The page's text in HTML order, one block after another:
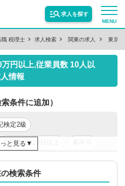
MENU
求人を探す
職 税理士 求人検索 関東の求人 東京
円以上,従業員数 10人以
情報
索条件に追加）
検定2級
年間休日120日以上
万円以上 年収500万円以上
と見る
検索条件